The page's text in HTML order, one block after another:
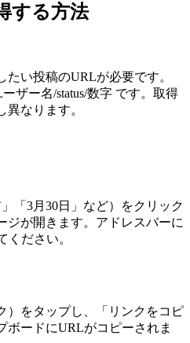
する方法
い投稿のURLが必要です。
ザー名/status/数字 です。取得
なります。
「3月30日」など）をクリック
ジが開きます。アドレスバーに
ください。
をタップし、「リンクをコピ
ボードにURLがコピーされま